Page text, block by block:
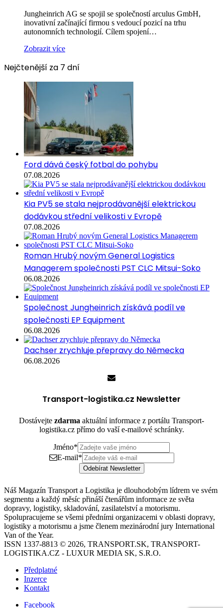
Jungheinrich AG se spojil se společností arculus GmbH,
inovativní začínající firmou s vedoucí pozicí na trhu
autonomních technologií. Cílem spojení…
Zobrazit více
Nejčtenější za 7 dní
Ford dává český fotbal do pohybu
07.08.2026
Kia PV5 se stala nejprodávanější elektrickou
dodávkou střední velikosti v Evropě
07.08.2026
Roman Hrubý novým General Logistics
Managerem společnosti PST CLC Mitsui-Soko
06.08.2026
Společnost Jungheinrich získává podíl ve
společnosti EP Equipment
06.08.2026
Dachser zrychluje přepravy do Německa
06.08.2026
Transport-logistika.cz Newsletter
Dostávejte zdarma aktuální informace z portálu Transport-
logistika.cz přímo do vaší e-mailové schránky.
Jméno*
E-mail*
Odebírat Newsletter
Náš Magazín Transport a Logistika je dlouhodobým lídrem ve svém
segmentu a každý měsíc přináší čtenářům informace ze světa
dopravy, logistiky, skladování, zasilatelství a motorismu.
Spolupracujeme se všemi předními organizacemi v oblasti dopravy,
logistiky a motorismu a jsme členem mezinárodní jury International
Van of the Year.
ISSN 1337-8813 © 2026, TRANSPORT.SK, TRANSPORT-
LOGISTIKA.CZ - LUXUR MEDIA SK, S.R.O.
Předplatné
Inzerce
Kontakt
Facebook